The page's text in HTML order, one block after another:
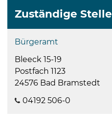
Zuständige Stelle
Bürgeramt
Bleeck 15-19
Postfach 1123
24576 Bad Bramstedt
04192 506-0